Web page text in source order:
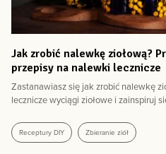
Jak zrobić nalewkę ziołową?
przepisy na nalewki lecznicze
Zastanawiasz się jak zrobić nalewkę
lecznicze wyciągi ziołowe i zainspiruj
Receptury DIY Zbieranie ziół